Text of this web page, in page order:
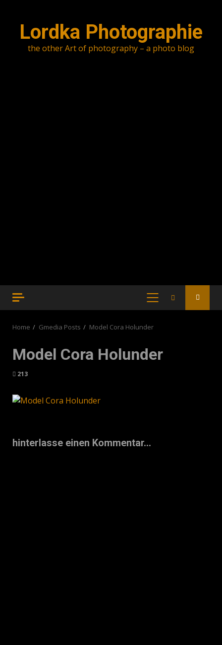
Lordka Photographie
the other Art of photography – a photo blog
PRIMARY
Home Gmedia Posts Model Cora Holunder
Model Cora Holunder
213
hinterlasse einen Kommentar...